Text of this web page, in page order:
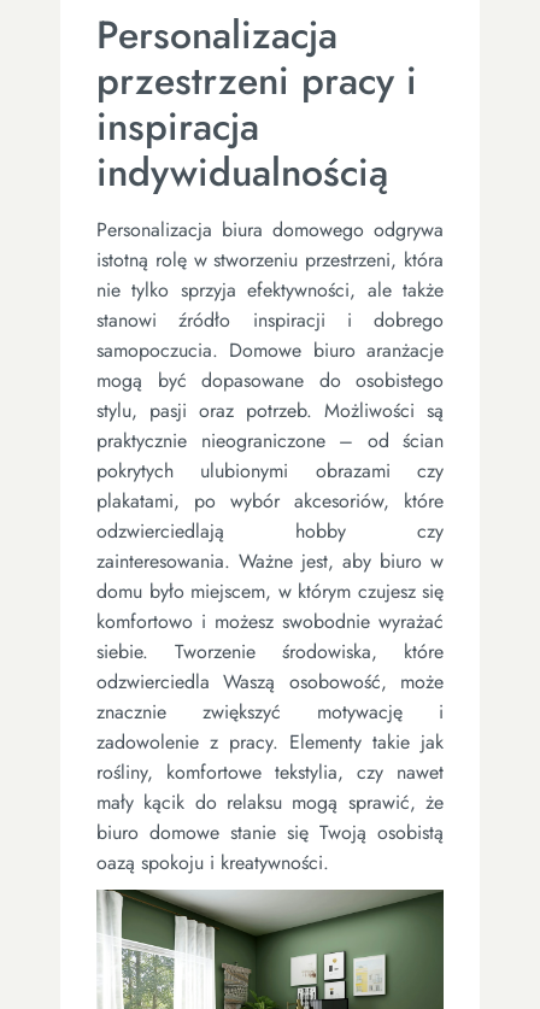
Personalizacja
przestrzeni pracy i
inspiracja
indywidualnością
Personalizacja biura domowego odgrywa
istotną rolę w stworzeniu przestrzeni, która
nie tylko sprzyja efektywności, ale także
stanowi źródło inspiracji i dobrego
samopoczucia. Domowe biuro aranżacje
mogą być dopasowane do osobistego
stylu, pasji oraz potrzeb. Możliwości są
praktycznie nieograniczone – od ścian
pokrytych ulubionymi obrazami czy
plakatami, po wybór akcesoriów, które
odzwierciedlają hobby czy
zainteresowania. Ważne jest, aby biuro w
domu było miejscem, w którym czujesz się
komfortowo i możesz swobodnie wyrażać
siebie. Tworzenie środowiska, które
odzwierciedla Waszą osobowość, może
znacznie zwiększyć motywację i
zadowolenie z pracy. Elementy takie jak
rośliny, komfortowe tekstylia, czy nawet
mały kącik do relaksu mogą sprawić, że
biuro domowe stanie się Twoją osobistą
oazą spokoju i kreatywności.